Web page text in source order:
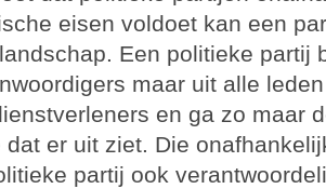
eisen voldoet kan een
Een politieke partij
maar uit alle
en ga zo maar
dat er uit ziet. Die
partij ook